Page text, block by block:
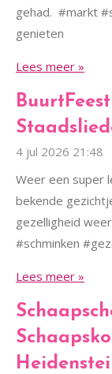
gehad. #markt
genieten
Lees meer »
BuurtFeest
4 jul 2026 21:48
Weer een super
bekende
gezelligheid
#schminken
Lees meer »